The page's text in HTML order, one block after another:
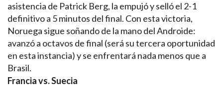
asistencia de Patrick Berg, la empujó y selló el 2-1
definitivo a 5 minutos del final. Con esta victoria,
Noruega sigue soñando de la mano del Androide:
avanzó a octavos de final (será su tercera oportunidad
en esta instancia) y se enfrentará nada menos que a
Brasil.
Francia vs. Suecia